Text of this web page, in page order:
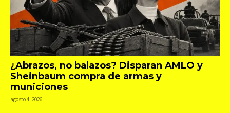
¿Abrazos, no balazos? Disparan AMLO y
Sheinbaum compra de armas y
municiones
agosto 4, 2026